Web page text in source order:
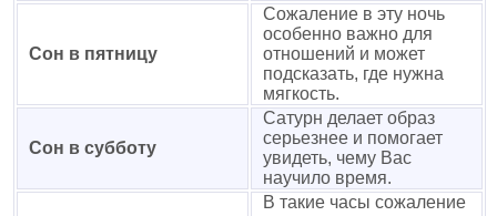
Сон в пятницу
Сожаление в эту ночь
особенно важно для
отношений и может
подсказать, где нужна
мягкость.
Сон в субботу
Сатурн делает образ
серьезнее и помогает
увидеть, чему Вас
научило время.
В такие часы сожаление